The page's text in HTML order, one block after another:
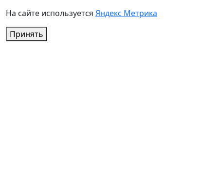
На сайте используется Яндекс Метрика
Принять